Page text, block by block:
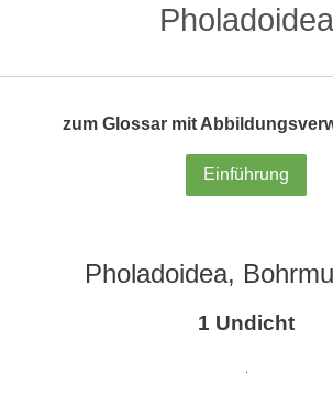
Pholadoidea
zum Glossar mit
Einführung
Pholadoidea,
1 Undicht